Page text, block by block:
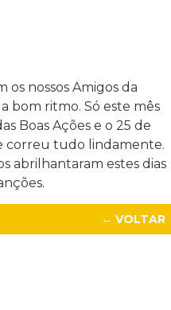
os nossos Amigos da
bom ritmo. Só este mês
Boas Ações e o 25 de
correu tudo lindamente.
abrilhantaram estes dias
← VOLTAR